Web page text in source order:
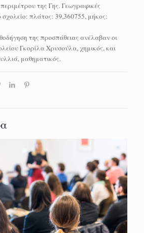
της Γης. Γεωγραφικές
σχολείο: πλάτος: 39,360755, μήκος:
της προσπάθειας ανέλαβαν οι
Γκορίλα Χρυσούλα, χημικός, και
μαθηματικός.